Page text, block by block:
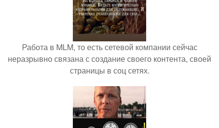
Работа в MLM, то есть сетевой компании сейчас
неразрывно связана с создание своего контента, своей
страницы в соц сетях.